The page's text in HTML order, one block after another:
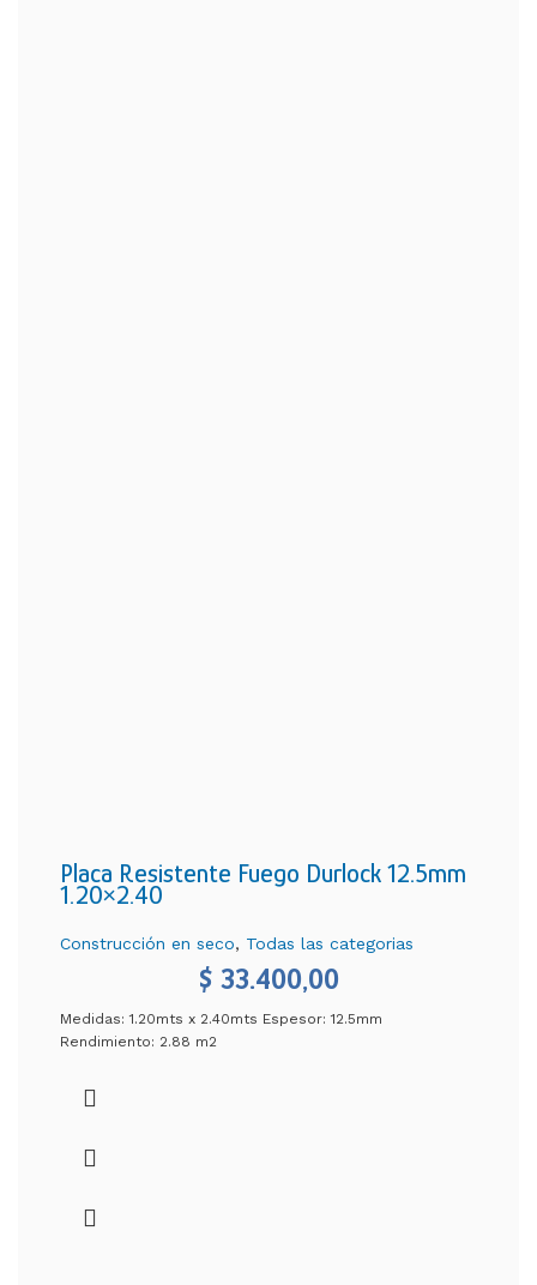
Placa Resistente Fuego Durlock 12.5mm
1.20×2.40
Construcción en seco, Todas las categorias
$ 33.400,00
Medidas: 1.20mts x 2.40mts Espesor: 12.5mm
Rendimiento: 2.88 m2